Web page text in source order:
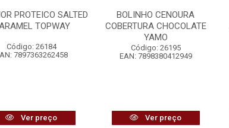
PROTEICO SALTED
TOPWAY
Código: 26184
7897363262458
Ver preço
BOLINHO CENOURA
COBERTURA CHOCOLATE
YAMO
Código: 26195
EAN: 7898380412949
Ver preço